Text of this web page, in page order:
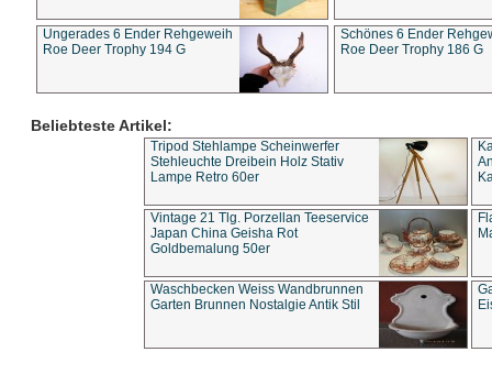
Ungerades 6 Ender Rehgeweih
Roe Deer Trophy 194 G
Schönes 6 Ender
Roe Deer Trophy 186 G
Beliebteste Artikel:
Tripod Stehlampe Scheinwerfer
Stehleuchte Dreibein Holz Stativ
Lampe Retro 60er
Vintage 21 Tlg. Porzellan Teeservice
Japan China Geisha Rot
Goldbemalung 50er
Waschbecken Weiss Wandbrunnen
Garten Brunnen Nostalgie Antik Stil